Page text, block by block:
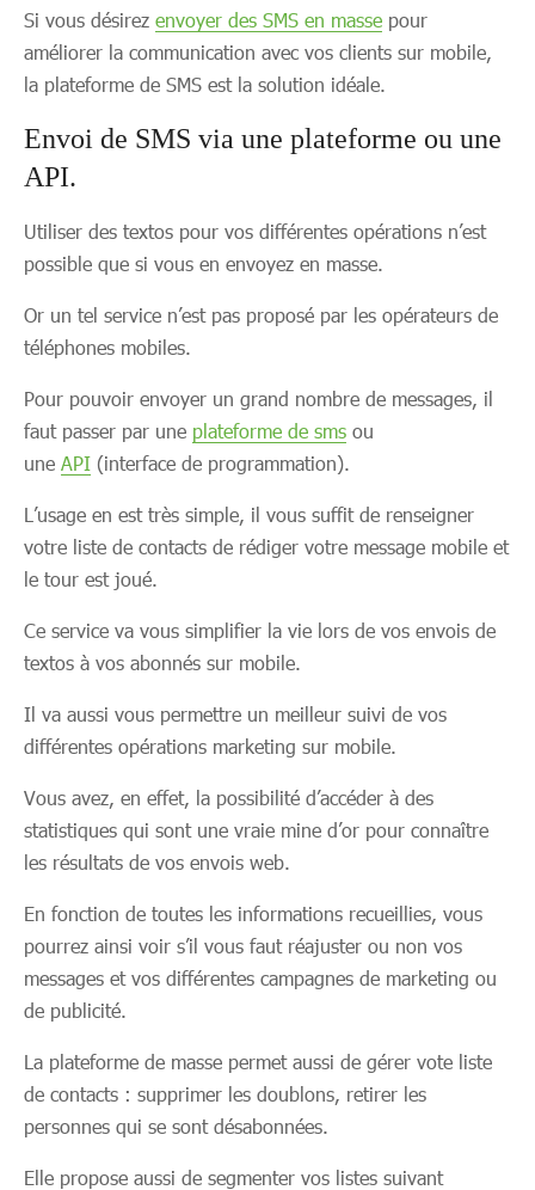
Si vous désirez envoyer des SMS en masse pour
améliorer la communication avec vos clients sur mobile,
la plateforme de SMS est la solution idéale.
Envoi de SMS via une plateforme ou une
API.
Utiliser des textos pour vos différentes opérations n’est
possible que si vous en envoyez en masse.
Or un tel service n’est pas proposé par les opérateurs de
téléphones mobiles.
Pour pouvoir envoyer un grand nombre de messages, il
faut passer par une plateforme de sms ou
une API (interface de programmation).
L’usage en est très simple, il vous suffit de renseigner
votre liste de contacts de rédiger votre message mobile et
le tour est joué.
Ce service va vous simplifier la vie lors de vos envois de
textos à vos abonnés sur mobile.
Il va aussi vous permettre un meilleur suivi de vos
différentes opérations marketing sur mobile.
Vous avez, en effet, la possibilité d’accéder à des
statistiques qui sont une vraie mine d’or pour connaître
les résultats de vos envois web.
En fonction de toutes les informations recueillies, vous
pourrez ainsi voir s’il vous faut réajuster ou non vos
messages et vos différentes campagnes de marketing ou
de publicité.
La plateforme de masse permet aussi de gérer vote liste
de contacts : supprimer les doublons, retirer les
personnes qui se sont désabonnées.
Elle propose aussi de segmenter vos listes suivant